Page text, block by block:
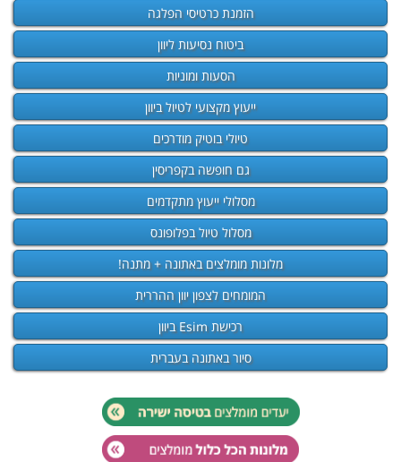
הזמנת כרטיסי הפלגה
ביטוח נסיעות ליוון
הסעות ומוניות
ייעוץ מקצועי לטיול ביוון
טיולי בוטיק מודרכים
גם חופשה בקפריסין
מסלולי ייעוץ מתקדמים
מסלול טיול בפלופונס
מלונות מומלצים באתונה + מתנה!
המומחים לצפון יוון ההררית
רכישת Esim ביוון
סיור באתונה בעברית